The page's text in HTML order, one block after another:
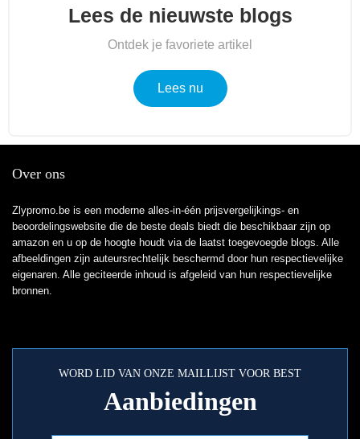
Lees de nieuwste blogs
Ontdek je favoriete artikel
Lees nu
Over ons
Zlypromo.be is een moderne alles-in-één prijsvergelijkings- en
beoordelingswebsite die de beste deals biedt die beschikbaar zijn op
amazon en u op de hoogte houdt via de laatst toegevoegde blogs. Alle
afbeeldingen zijn auteursrechtelijk beschermd door hun respectievelijke
eigenaren. Alle geciteerde inhoud is afgeleid van hun respectievelijke
bronnen.
WORD LID VAN ONZE MAILLIJST VOOR BEST
Aanbiedingen